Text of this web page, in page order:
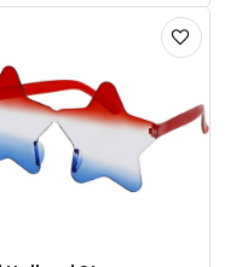
Voeg
toe